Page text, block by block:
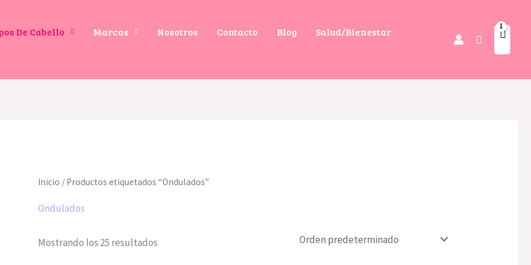
De Cabello Marcas Nosotros Contacto Blog
Salud/Bienestar
Buscar
Inicio / Productos etiquetados “Ondulados”
Ondulados
Mostrando los 25 resultados